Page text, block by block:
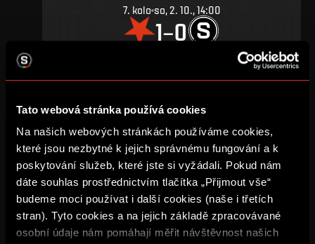
Tato webová stránka používá cookies
Na našich webových stránkách používáme cookies,
které jsou nezbytné k jejich správnému fungování a k
poskytování služeb, které jste si vyžádali. Pokud nám
dáte souhlas prostřednictvím tlačítka „Přijmout vše“
budeme moci používat i další cookies (naše i třetích
stran). Tyto cookies a na jejich základě zpracovávané
osobní údaje nám pomáhají měřit návštěvnost našich
7. kolo so, 2. 10., 14:00
1–0
ČERVEN 2021
kolo so, 5. 6., 14:00
1–1